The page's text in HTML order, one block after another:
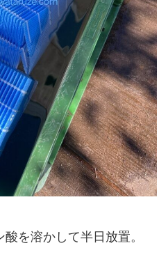
を溶かして半日放置。